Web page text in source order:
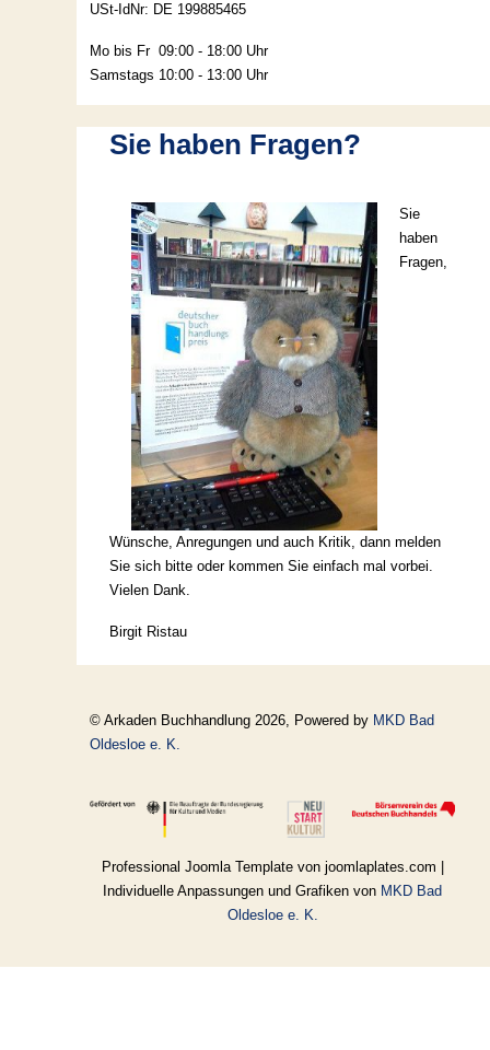
USt-IdNr: DE 199885465
Mo bis Fr 09:00 - 18:00 Uhr
Samstags 10:00 - 13:00 Uhr
Sie haben Fragen?
Sie
haben
Fragen,
Wünsche, Anregungen und auch Kritik, dann melden
Sie sich bitte oder kommen Sie einfach mal vorbei.
Vielen Dank.
Birgit Ristau
© Arkaden Buchhandlung 2026, Powered by MKD Bad
Oldesloe e. K.
Professional Joomla Template von joomlaplates.com |
Individuelle Anpassungen und Grafiken von MKD Bad
Oldesloe e. K.